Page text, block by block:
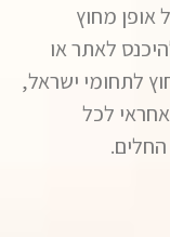
אופן מחוץ
לאתר או
לתחומי ישראל,
לכל